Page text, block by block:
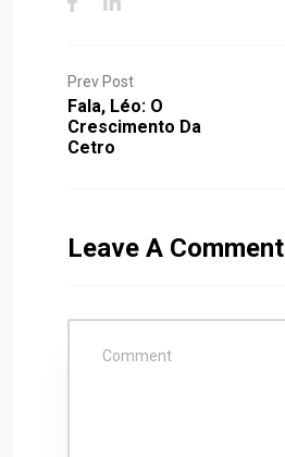
Prev Post
Fala, Léo: O
Crescimento Da
Cetro
Leave A Comment